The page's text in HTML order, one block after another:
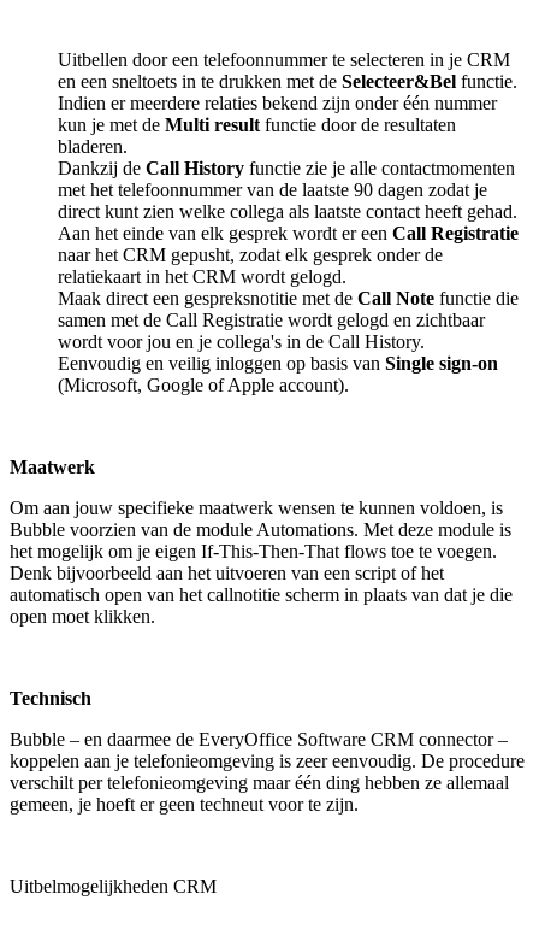
Uitbellen door een telefoonnummer te selecteren in je CRM
en een sneltoets in te drukken met de Selecteer&Bel functie.
Indien er meerdere relaties bekend zijn onder één nummer
kun je met de Multi result functie door de resultaten
bladeren.
Dankzij de Call History functie zie je alle contactmomenten
met het telefoonnummer van de laatste 90 dagen zodat je
direct kunt zien welke collega als laatste contact heeft gehad.
Aan het einde van elk gesprek wordt er een Call Registratie
naar het CRM gepusht, zodat elk gesprek onder de
relatiekaart in het CRM wordt gelogd.
Maak direct een gespreksnotitie met de Call Note functie die
samen met de Call Registratie wordt gelogd en zichtbaar
wordt voor jou en je collega's in de Call History.
Eenvoudig en veilig inloggen op basis van Single sign-on
(Microsoft, Google of Apple account).
Maatwerk
Om aan jouw specifieke maatwerk wensen te kunnen voldoen, is
Bubble voorzien van de module Automations. Met deze module is
het mogelijk om je eigen If-This-Then-That flows toe te voegen.
Denk bijvoorbeeld aan het uitvoeren van een script of het
automatisch open van het callnotitie scherm in plaats van dat je die
open moet klikken.
Technisch
Bubble – en daarmee de EveryOffice Software CRM connector –
koppelen aan je telefonieomgeving is zeer eenvoudig. De procedure
verschilt per telefonieomgeving maar één ding hebben ze allemaal
gemeen, je hoeft er geen techneut voor te zijn.
Uitbelmogelijkheden CRM